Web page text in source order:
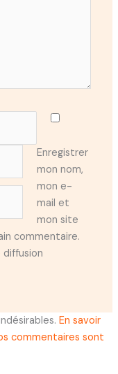
Enregistrer
mon nom,
mon e-
mail et
mon site
commentaire.
En savoir
commentaires sont